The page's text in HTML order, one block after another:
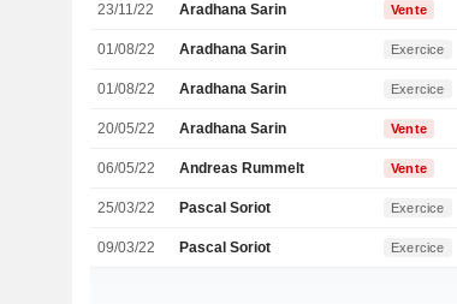
23/11/22 Aradhana Sarin Vente
01/08/22 Aradhana Sarin Exercice
01/08/22 Aradhana Sarin Exercice
20/05/22 Aradhana Sarin Vente
06/05/22 Andreas Rummelt Vente
25/03/22 Pascal Soriot Exercice
09/03/22 Pascal Soriot Exercice